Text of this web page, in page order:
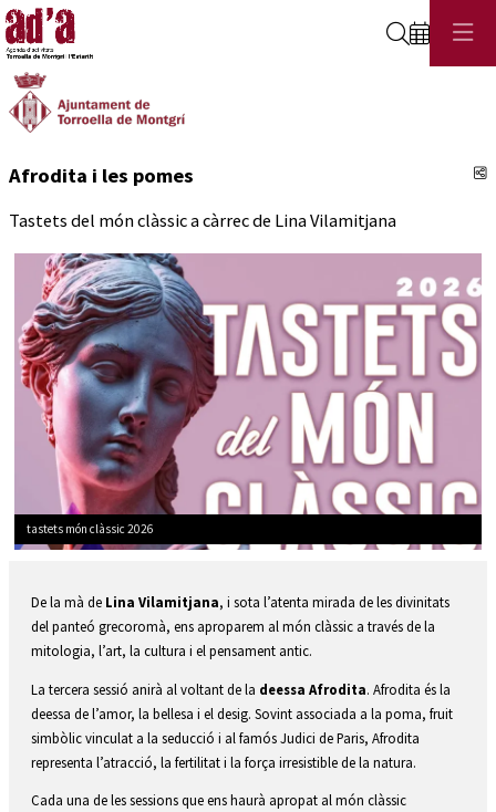
Cerca
Afrodita i les pomes
Tastets del món clàssic a càrrec de Lina Vilamitjana
tastets món clàssic 2026
De la mà de Lina Vilamitjana, i sota l’atenta mirada de les divinitats
del panteó grecoromà, ens aproparem al món clàssic a través de la
mitologia, l’art, la cultura i el pensament antic.
La tercera sessió anirà al voltant de la deessa Afrodita. Afrodita és la
deessa de l’amor, la bellesa i el desig. Sovint associada a la poma, fruit
simbòlic vinculat a la seducció i al famós Judici de Paris, Afrodita
representa l’atracció, la fertilitat i la força irresistible de la natura.
Cada una de les sessions que ens haurà apropat al món clàssic